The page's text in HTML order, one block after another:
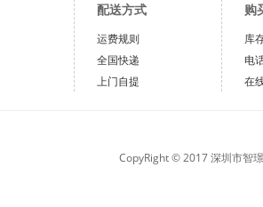
配送方式
运费规则
全国快递
上门自提
购
库
电
在
CopyRight © 2017 深圳市智